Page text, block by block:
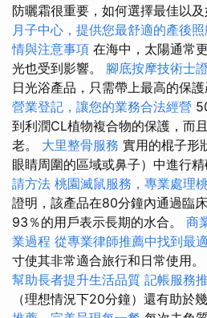
防曬霜很重要，如何選擇最佳以
月子中心，提供您最舒適的產後
情與注意事項 在海中，太陽通常
光也受到影響。 腳底按摩技術士
日光浴產品，只需帶上最高的保
營業登記，讓您的業務合法經營
到利潤CL植物複合物的保護，而
老。 大里整骨服務 實用的棍子形
眼睛周圍的區域或鼻子）中進行精
請方法 桃園滅鼠服務，專業處理
證明，該產品在80分鐘內通過臨
93％的用戶表示長期的水合。 商
業過程 從專業律師推薦中找到最
寸使其非常適合旅行和日常使用。
幫助長者提升生活品質 記帳服務
（理想情況下20分鐘）還有助於